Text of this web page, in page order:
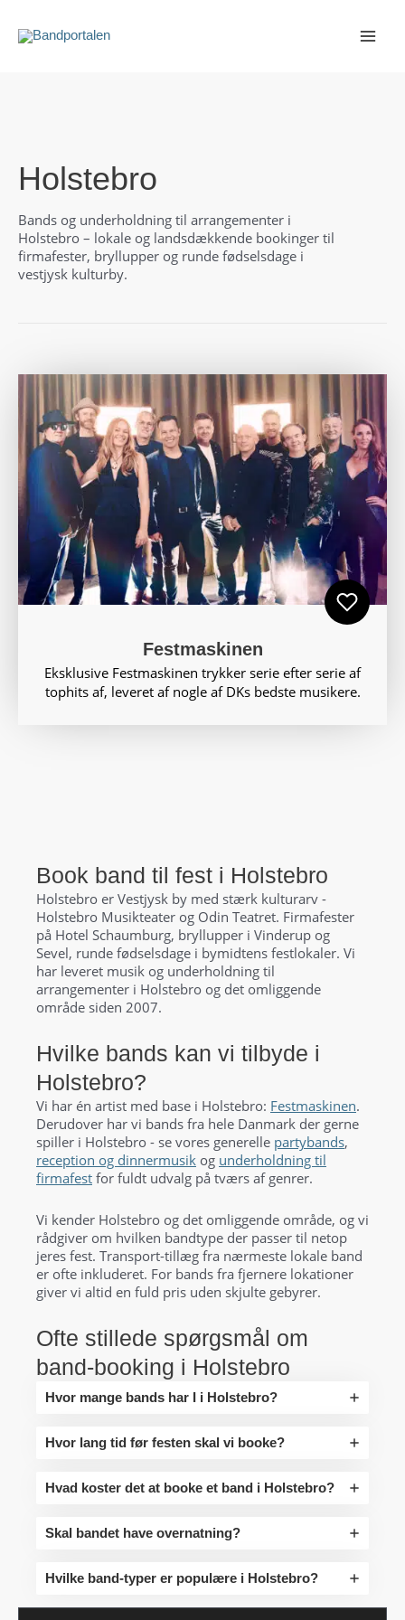
indholdet
Holstebro
Bands og underholdning til arrangementer i
Holstebro – lokale og landsdækkende bookinger til
firmafester, bryllupper og runde fødselsdage i
vestjysk kulturby.
Festmaskinen
Eksklusive Festmaskinen trykker serie efter serie af
tophits af, leveret af nogle af DKs bedste musikere.
Book band til fest i Holstebro
Holstebro er Vestjysk by med stærk kulturarv -
Holstebro Musikteater og Odin Teatret. Firmafester
på Hotel Schaumburg, bryllupper i Vinderup og
Sevel, runde fødselsdage i bymidtens festlokaler. Vi
har leveret musik og underholdning til
arrangementer i Holstebro og det omliggende
område siden 2007.
Hvilke bands kan vi tilbyde i
Holstebro?
Vi har én artist med base i Holstebro: Festmaskinen.
Derudover har vi bands fra hele Danmark der gerne
spiller i Holstebro - se vores generelle partybands,
reception og dinnermusik og underholdning til
firmafest for fuldt udvalg på tværs af genrer.
Vi kender Holstebro og det omliggende område, og vi
rådgiver om hvilken bandtype der passer til netop
jeres fest. Transport-tillæg fra nærmeste lokale band
er ofte inkluderet. For bands fra fjernere lokationer
giver vi altid en fuld pris uden skjulte gebyrer.
Ofte stillede spørgsmål om
band-booking i Holstebro
Hvor mange bands har I i Holstebro?
Hvor lang tid før festen skal vi booke?
Hvad koster det at booke et band i Holstebro?
Skal bandet have overnatning?
Hvilke band-typer er populære i Holstebro?